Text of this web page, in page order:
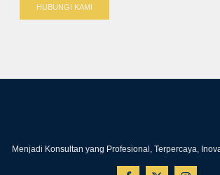
HUBUNGI KAMI
Menjadi Konsultan yang Profesional, Terpercaya,